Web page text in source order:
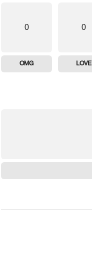
0
LOVE
0
OMG